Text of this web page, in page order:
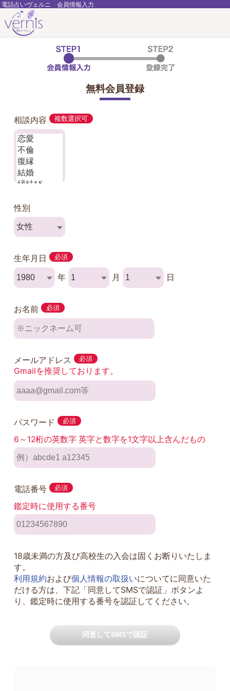
電話占いヴェルニ 会員情報入力
無料会員登録
相談内容 複数選択可
性別
生年月日 必須
年 月 日
お名前 必須
メールアドレス 必須
Gmailを推奨しております。
パスワード 必須
6～12桁の英数字 英字と数字を1文字以上含んだもの
電話番号 必須
鑑定時に使用する番号
18歳未満の方及び高校生の入会は固くお断りいたしま
す。
利用規約および個人情報の取扱いについてに同意いた
だける方は、下記「同意してSMSで認証」ボタンよ
り、鑑定時に使用する番号を認証してください。
同意してSMSで認証